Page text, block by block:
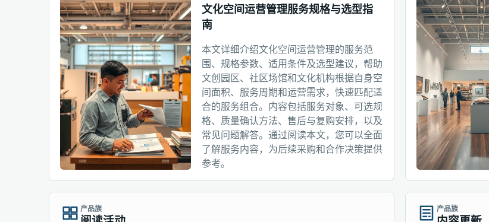
文化空间运营管理服务规格与选型指
南
本文详细介绍文化空间运营管理的服务范
围、规格参数、适用条件及选型建议，帮助
文创园区、社区场馆和文化机构根据自身空
间面积、服务周期和运营需求，快速匹配适
合的服务组合。内容包括服务对象、可选规
格、质量确认方法、售后与复购安排，以及
常见问题解答。通过阅读本文，您可以全面
了解服务内容，为后续采购和合作决策提供
参考。
产品族 产品族